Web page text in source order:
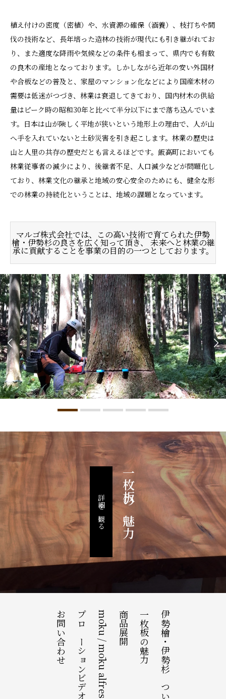
植え付けの密度（密植）や、水資源の確保（涵養）、枝打ちや間
伐の技術など、長年培った造林の技術が現代にも引き継がれてお
り、また適度な降雨や気候などの条件も相まって、県内でも有数
の良木の産地となっております。しかしながら近年の安い外国材
や合板などの普及と、家屋のマンション化などにより国産木材の
需要は低迷がつづき、林業は衰退してきており、国内材木の供給
量はピーク時の昭和30年と比べて半分以下にまで落ち込んでいま
す。日本は山が険しく平地が狭いという地形上の理由で、人が山
へ手を入れていないと土砂災害を引き起こします。林業の歴史は
山と人里の共存の歴史だとも言えるほどです。飯高町においても
林業従事者の減少により、後継者不足、人口減少などが問題化し
ており、林業文化の継承と地域の安心安全のためにも、健全な形
での林業の持続化ということは、地域の課題となっています。
マルゴ株式会社では、この高い技術で育てられた伊勢
檜・伊勢杉の良さを広く知って頂き、 未来へと林業の継
承に貢献することを事業の目的の一つとしております。
一枚板の魅力
詳細を観る
伊勢檜・伊勢杉について
一枚板の魅力
商品展開
mōku / mōku alfresco
プロモーションビデオ
お問い合わせ